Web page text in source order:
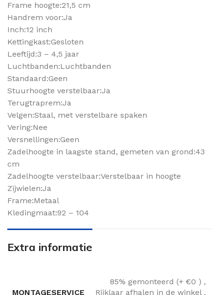
Frame hoogte:21,5 cm
Handrem voor:Ja
Inch:12 inch
Kettingkast:Gesloten
Leeftijd:3 – 4,5 jaar
Luchtbanden:Luchtbanden
Standaard:Geen
Stuurhoogte verstelbaar:Ja
Terugtraprem:Ja
Velgen:Staal, met verstelbare spaken
Vering:Nee
Versnellingen:Geen
Zadelhoogte in laagste stand, gemeten van grond:43
cm
Zadelhoogte verstelbaar:Verstelbaar in hoogte
Zijwielen:Ja
Frame:Metaal
Kledingmaat:92 – 104
Extra informatie
MONTAGESERVICE
85% gemonteerd (+ €0 ) ,
Rijklaar afhalen in de winkel ,